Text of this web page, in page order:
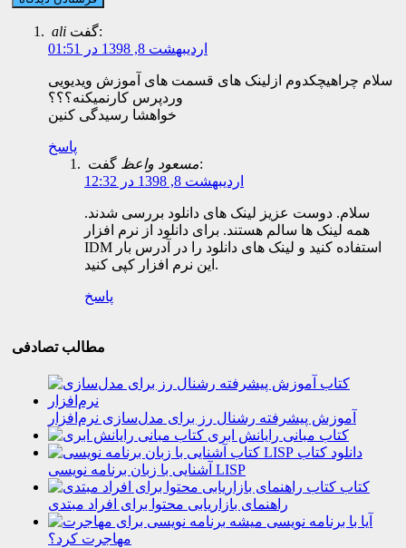
ali
گفت:
اردیبهشت 8, 1398 در 01:51
سلام چراهیچکدوم ازلینک های قسمت های آموزش ویدیویی
وردپرس کارنمیکنه؟؟؟
خواهشا رسیدگی کنین
پاسخ
مسعود واعظگفت:
اردیبهشت 8, 1398 در 12:32
سلام. دوست عزیز لینک های دانلود بررسی شدند.
همه لینک ها سالم هستند. برای دانلود از نرم افزار
IDM استفاده کنید و لینک های دانلود را در آدرس بار
این نرم افزار کپی کنید.
پاسخ
مطالب تصادفی
آموزش پیشرفته رشنال رز برای مدل‌سازی نرم‌افزار
کتاب مبانی رایانش ابری
دانلود کتاب
آشنایی با زبان برنامه نویسی LISP
کتاب
راهنمای بازاریابی محتوا برای افراد مبتدی
آیا با برنامه نویسی میشه
مهاجرت کرد؟